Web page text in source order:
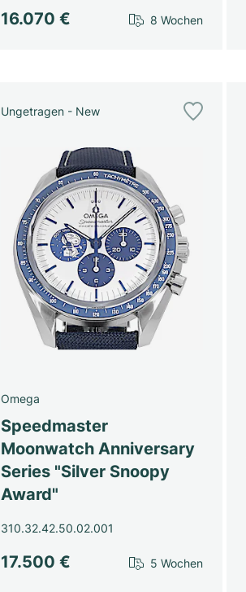
16.070 € 8 Wochen
Ungetragen - New
Omega
Speedmaster
Moonwatch Anniversary
Series "Silver Snoopy
Award"
310.32.42.50.02.001
17.500 € 5 Wochen